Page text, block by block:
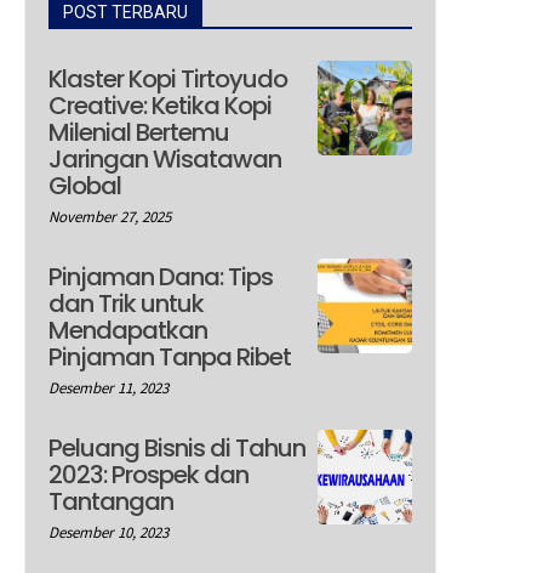
POST TERBARU
Klaster Kopi Tirtoyudo
Creative: Ketika Kopi
Milenial Bertemu
Jaringan Wisatawan
Global
November 27, 2025
Pinjaman Dana: Tips
dan Trik untuk
Mendapatkan
Pinjaman Tanpa Ribet
Desember 11, 2023
Peluang Bisnis di Tahun
2023: Prospek dan
Tantangan
Desember 10, 2023